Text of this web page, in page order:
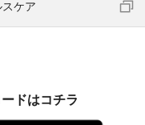
ケア
ドはコチラ